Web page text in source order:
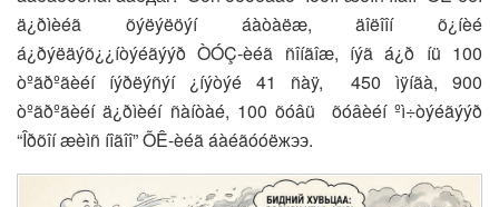
ä¿ðìèéã õýëýëöýí áàòàëæ, äîëîîí õ¿íèé
á¿ðýëäýõ¿¿íòýéãýýð ÒÓÇ-èéã ñîíãîæ, íýã á¿ð íü 100
òºãðºãèéí íýðëýñýí ¿íýòýé 41 ñàÿ, 450 ìÿíãà, 900
òºãðºãèéí ä¿ðìèéí ñàíòàé, 100 õóâü õóâèéí ºì÷òýéãýýð
“Îðõîí æèìñ íîãîî” ÕÊ-èéã áàéãóóëжээ.